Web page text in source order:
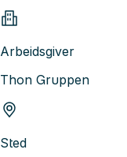
Arbeidsgiver
Thon Gruppen
Sted